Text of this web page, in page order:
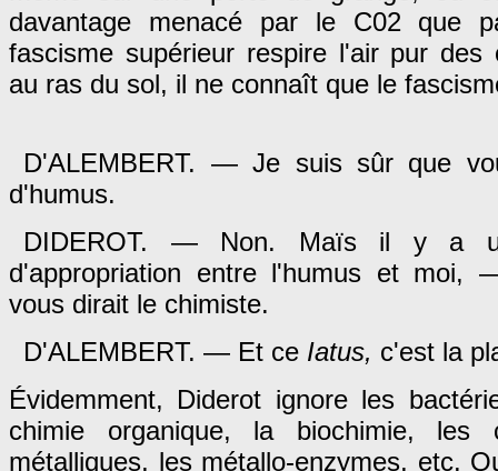
davantage menacé par le C02 que
fascisme supérieur respire l'air pur des
au ras du sol, il ne connaît que le
D'ALEMBERT. — Je suis sûr que
d'humus.
DIDEROT. — Non. Maïs il y a
d'appropriation entre l'humus et
vous dirait le chimiste.
D'ALEMBERT. — Et ce Iatus, c'est la
Évidemment, Diderot ignore les
chimie organique, la biochimie, les
métalliques, les métallo-enzymes, etc.